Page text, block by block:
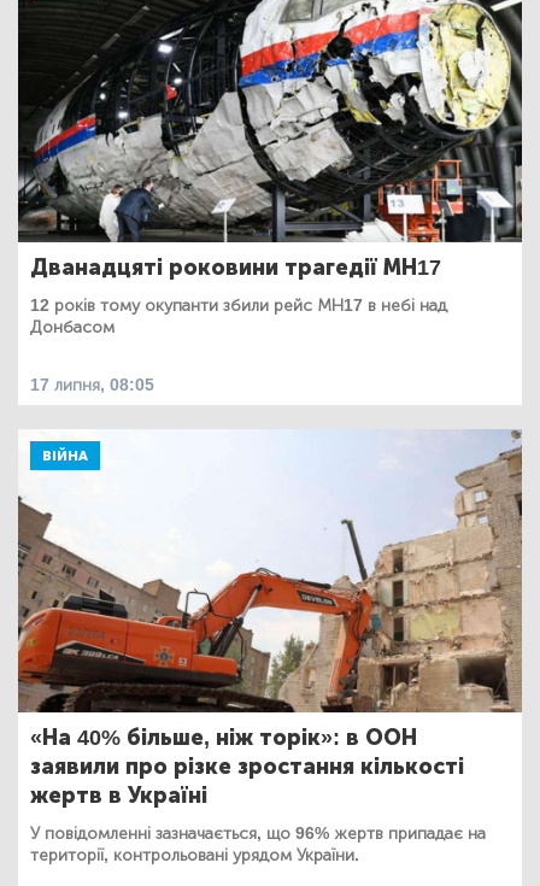
Дванадцяті роковини трагедії МН17
12 років тому окупанти збили рейс МН17 в небі над
Донбасом
17 липня, 08:05
ВІЙНА
«На 40% більше, ніж торік»: в ООН
заявили про різке зростання кількості
жертв в Україні
У повідомленні зазначається, що 96% жертв припадає на
території, контрольовані урядом України.